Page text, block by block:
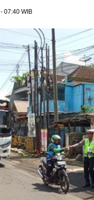
- 07:40 WIB